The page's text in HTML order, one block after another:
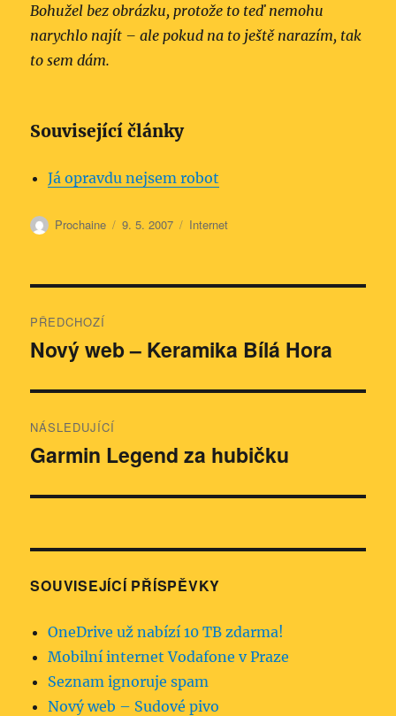
Bohužel bez obrázku, protože to teď nemohu
narychlo najít – ale pokud na to ještě narazím, tak
to sem dám.
Související články
Já opravdu nejsem robot
Autor:
Prochaine Publikováno:
9. 5. 2007 Rubriky:
Internet
pro
PŘEDCHOZÍ
Předchozí
Nový web – Keramika Bílá Hora
NÁSLEDUJÍCÍ
Následující
Garmin Legend za hubičku
SOUVISEJÍCÍ PŘÍSPĚVKY
OneDrive už nabízí 10 TB zdarma!
Mobilní internet Vodafone v Praze
Seznam ignoruje spam
Nový web – Sudové pivo